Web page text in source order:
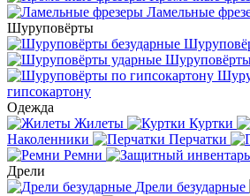
Ламельные
Шуруповёрты
гипсокартону
Одежда
Жилеты
Куртки
Наколенники
Перчатки
Ремни
Дрели
Дрели безударные